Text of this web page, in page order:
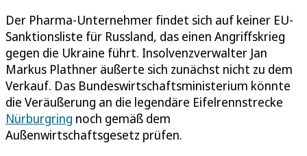
Der Pharma-Unternehmer findet sich auf keiner EU-
Sanktionsliste für Russland, das einen Angriffskrieg
gegen die Ukraine führt. Insolvenzverwalter Jan
Markus Plathner äußerte sich zunächst nicht zu dem
Verkauf. Das Bundeswirtschaftsministerium könnte
die Veräußerung an die legendäre Eifelrennstrecke
Nürburgring noch gemäß dem
Außenwirtschaftsgesetz prüfen.